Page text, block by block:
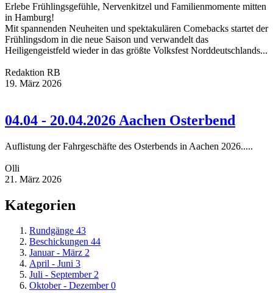
Erlebe Frühlingsgefühle, Nervenkitzel und Familienmomente mitten
in Hamburg!
Mit spannenden Neuheiten und spektakulären Comebacks startet der
Frühlingsdom in die neue Saison und verwandelt das
Heiligengeistfeld wieder in das größte Volksfest Norddeutschlands...
Redaktion RB
19. März 2026
04.04 - 20.04.2026 Aachen Osterbend
Auflistung der Fahrgeschäfte des Osterbends in Aachen 2026.....
Olli
21. März 2026
Kategorien
Rundgänge 43
Beschickungen 44
Januar - März 2
April - Juni 3
Juli - September 2
Oktober - Dezember 0